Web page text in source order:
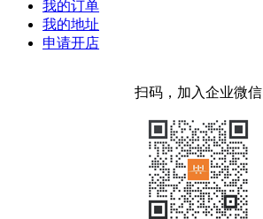
我的订单
我的地址
申请开店
扫码，加入企业微信